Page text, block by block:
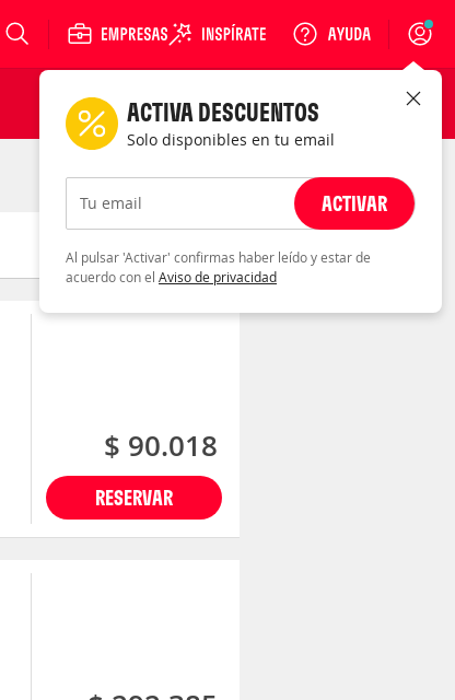
Login
RESERVAR
$ 90.018
ACTIVA DESCUENTOS
Solo disponibles en tu email
Tu email ACTIVAR
Al pulsar 'Activar' confirmas haber leído y estar de
acuerdo con el Aviso de privacidad